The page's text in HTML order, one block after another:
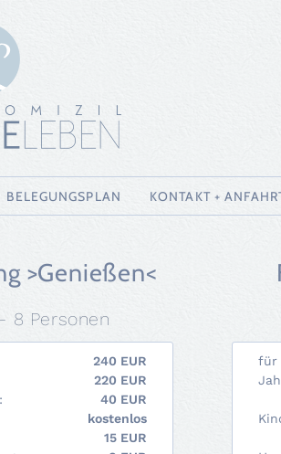
BELEGUNGSPLAN KONTAKT +
>Genießen<
8 Personen
240 EUR
220 EUR
40 EUR
kostenlos
15 EUR
für